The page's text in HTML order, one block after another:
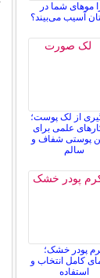
موهای شما در
آسیب می‌بیند؟
از لک پوست؛
علمی برای
پوستی شفاف و
سالم
پودر خشک؛
کامل انتخاب و
استفاده